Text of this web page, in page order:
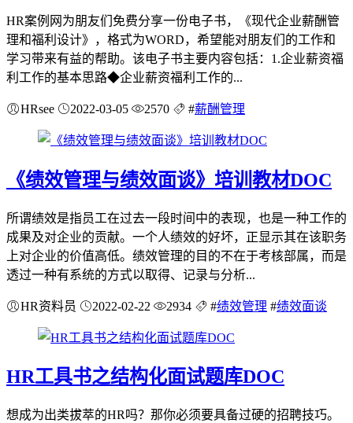
HR案例网为朋友们免费分享一份电子书，《现代企业薪酬管
理和福利设计》，格式为WORD，希望能对朋友们的工作和
学习带来有益的帮助。该电子书主要内容包括：1.企业薪资福
利工作的基本思路◆企业薪资福利工作的...
HRsee 2022-03-05 2570 #薪酬管理
《绩效管理与绩效面谈》培训教材DOC
所谓绩效是指员工在过去一段时间中的表现，也是一种工作的
成果及对企业的贡献。一个人绩效的好坏，正显示其在该职务
上对企业的价值高低。绩效管理的目的不在于考核部属，而是
透过一种有系统的方式以取得、记录与分析...
HR资料员 2022-02-22 2934 #绩效管理 #绩效面谈
HR工具书之结构化面试题库DOC
想成为出类拔萃的HR吗？那你必须要具备过硬的招聘技巧。